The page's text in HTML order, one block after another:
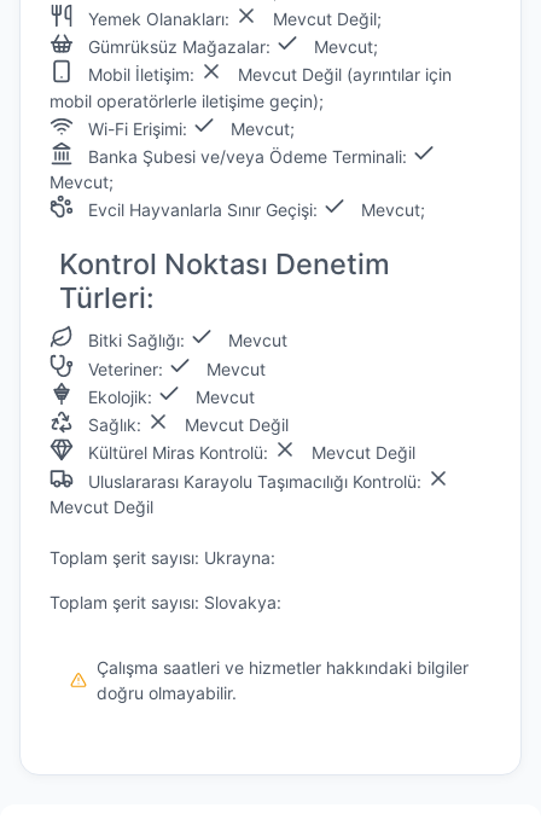
Yemek Olanakları:
Mevcut Değil;
Gümrüksüz Mağazalar:
Mevcut;
Mobil İletişim:
Mevcut Değil (ayrıntılar için
mobil operatörlerle iletişime geçin);
Wi-Fi Erişimi:
Mevcut;
Banka Şubesi ve/veya Ödeme Terminali:
Mevcut;
Evcil Hayvanlarla Sınır Geçişi:
Mevcut;
Kontrol Noktası Denetim
Türleri:
Bitki Sağlığı:
Mevcut
Veteriner:
Mevcut
Ekolojik:
Mevcut
Sağlık:
Mevcut Değil
Kültürel Miras Kontrolü:
Mevcut Değil
Uluslararası Karayolu Taşımacılığı Kontrolü:
Mevcut Değil
Toplam şerit sayısı: Ukrayna:
Toplam şerit sayısı: Slovakya:
Çalışma saatleri ve hizmetler hakkındaki bilgiler
doğru olmayabilir.